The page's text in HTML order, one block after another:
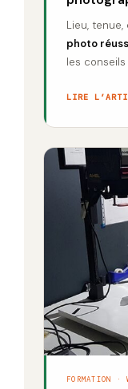
Lieu,
photo
les
LIRE
FORMATION ·